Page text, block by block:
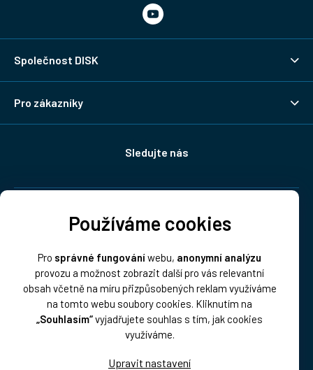
Používáme cookies
Pro správné fungováníwebu, anonymní analýzu
provozu a možnost zobrazit další pro vás relevantní
obsah včetně na míru přizpůsobených reklam využíváme
na tomto webu soubory cookies. Kliknutím na
„Souhlasím“vyjadřujete souhlas s tím, jak cookies
využíváme.
Společnost DISK
Pro zákazníky
Sledujte nás
Platba: